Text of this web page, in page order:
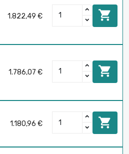
1.822,49 € 
1.786,07 € 
1.180,96 € 